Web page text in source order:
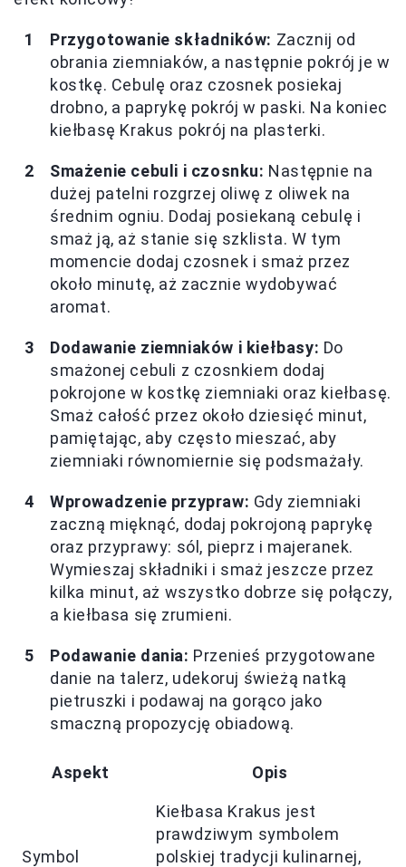
Przygotowanie składników: Zacznij od
obrania ziemniaków, a następnie pokrój je w
kostkę. Cebulę oraz czosnek posiekaj
drobno, a paprykę pokrój w paski. Na koniec
kiełbasę Krakus pokrój na plasterki.
Smażenie cebuli i czosnku: Następnie na
dużej patelni rozgrzej oliwę z oliwek na
średnim ogniu. Dodaj posiekaną cebulę i
smaż ją, aż stanie się szklista. W tym
momencie dodaj czosnek i smaż przez
około minutę, aż zacznie wydobywać
aromat.
Dodawanie ziemniaków i kiełbasy: Do
smażonej cebuli z czosnkiem dodaj
pokrojone w kostkę ziemniaki oraz kiełbasę.
Smaż całość przez około dziesięć minut,
pamiętając, aby często mieszać, aby
ziemniaki równomiernie się podsmażały.
Wprowadzenie przypraw: Gdy ziemniaki
zaczną mięknąć, dodaj pokrojoną paprykę
oraz przyprawy: sól, pieprz i majeranek.
Wymieszaj składniki i smaż jeszcze przez
kilka minut, aż wszystko dobrze się połączy,
a kiełbasa się zrumieni.
Podawanie dania: Przenieś przygotowane
danie na talerz, udekoruj świeżą natką
pietruszki i podawaj na gorąco jako
smaczną propozycję obiadową.
Aspekt Opis
Symbol
Kiełbasa Krakus jest
prawdziwym symbolem
polskiej tradycji kulinarnej,